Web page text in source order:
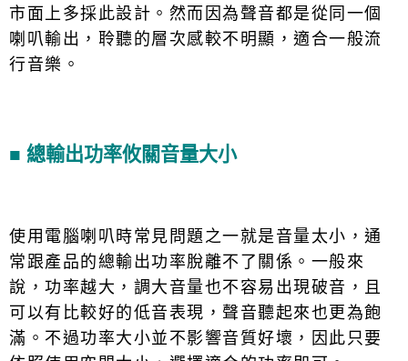
市面上多採此設計。然而因為聲音都是從同一個
喇叭輸出，聆聽的層次感較不明顯，適合一般流
行音樂。
■ 總輸出功率攸關音量大小
使用電腦喇叭時常見問題之一就是音量太小，通
常跟產品的總輸出功率脫離不了關係。一般來
說，功率越大，調大音量也不容易出現破音，且
可以有比較好的低音表現，聲音聽起來也更為飽
滿。不過功率大小並不影響音質好壞，因此只要